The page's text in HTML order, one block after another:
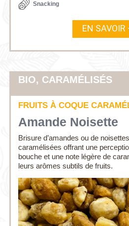
Snacking
EN SAVOIR
BIO, CARAMÉLISÉS
FRUITS À COQUE
Amande Noisette
Brisure d’amandes ou de
caramélisées offrant une
bouche et une note légère de
leurs arômes subtils de fruits.